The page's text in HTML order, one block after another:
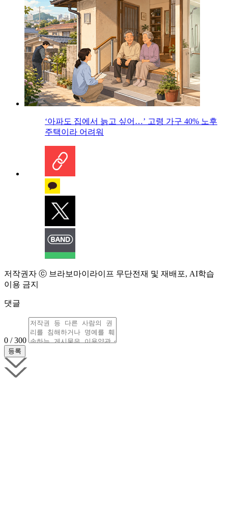
‘아파도 집에서 늙고 싶어…’ 고령 가구 40% 노후
주택이라 어려워
저작권자 ⓒ 브라보마이라이프 무단전재 및 재배포, AI학습
이용 금지
댓글
0 / 300